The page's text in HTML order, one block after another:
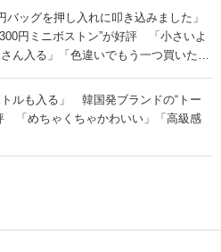
バッグを押し入れに叩き込みました」
円ミニボストン”が好評 「小さいよ
ん入る」「色違いでもう一つ買いた
トルも入る」 韓国発ブランドの“トー
「めちゃくちゃかわいい」「高級感